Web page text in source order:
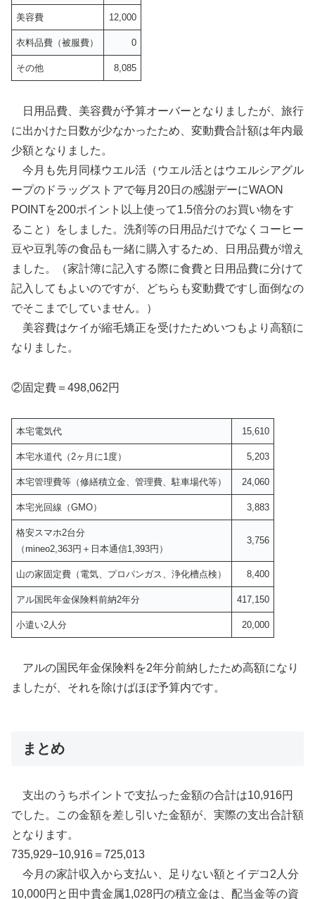
美容費 12,000
衣料品費（被服費） 0
その他 8,085
日用品費、美容費が予算オーバーとなりましたが、旅行
に出かけた日数が少なかったため、変動費合計額は年内最
少額となりました。
今月も先月同様ウエル活（ウエル活とはウエルシアグル
ープのドラッグストアで毎月20日の感謝デーにWAON
POINTを200ポイント以上使って1.5倍分のお買い物をす
ること）をしました。洗剤等の日用品だけでなくコーヒー
豆や豆乳等の食品も一緒に購入するため、日用品費が増え
ました。（家計簿に記入する際に食費と日用品費に分けて
記入してもよいのですが、どちらも変動費ですし面倒なの
でそこまでしていません。）
美容費はケイが縮毛矯正を受けたためいつもより高額に
なりました。
②固定費＝498,062円
本宅電気代 15,610
本宅水道代（2ヶ月に1度） 5,203
本宅管理費等（修繕積立金、管理費、駐車場代等） 24,060
本宅光回線（GMO） 3,883
格安スマホ2台分
（mineo2,363円＋日本通信1,393円）
3,756
山の家固定費（電気、プロパンガス、浄化槽点検） 8,400
アル国民年金保険料前納2年分 417,150
小遣い2人分 20,000
アルの国民年金保険料を2年分前納したため高額になり
ましたが、それを除けばほぼ予算内です。
まとめ
支出のうちポイントで支払った金額の合計は10,916円
でした。この金額を差し引いた金額が、実際の支出合計額
となります。
735,929−10,916＝725,013
今月の家計収入から支払い、足りない額とイデコ2人分
10,000円と田中貴金属1,028円の積立金は、配当金等の資